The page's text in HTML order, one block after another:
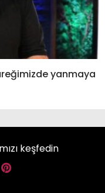
yanmaya
keşfedin